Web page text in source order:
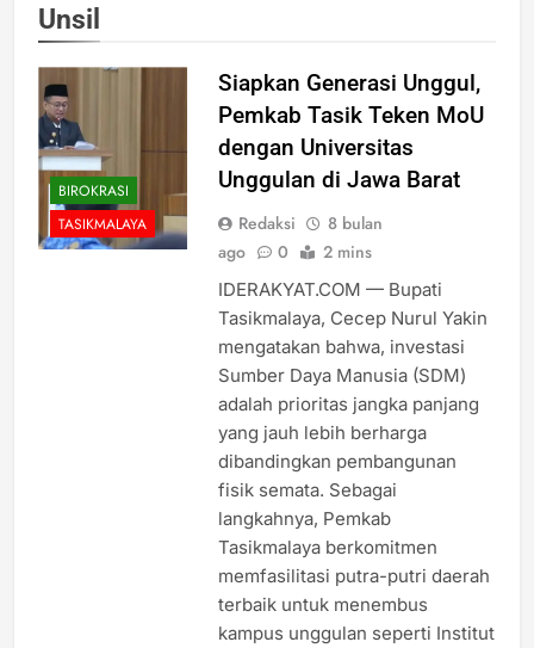
Unsil
BIROKRASI
TASIKMALAYA
Siapkan Generasi Unggul,
Pemkab Tasik Teken MoU
dengan Universitas
Unggulan di Jawa Barat
Redaksi
8 bulan
ago
0 2 mins
IDERAKYAT.COM — Bupati
Tasikmalaya, Cecep Nurul Yakin
mengatakan bahwa, investasi
Sumber Daya Manusia (SDM)
adalah prioritas jangka panjang
yang jauh lebih berharga
dibandingkan pembangunan
fisik semata. Sebagai
langkahnya, Pemkab
Tasikmalaya berkomitmen
memfasilitasi putra-putri daerah
terbaik untuk menembus
kampus unggulan seperti Institut